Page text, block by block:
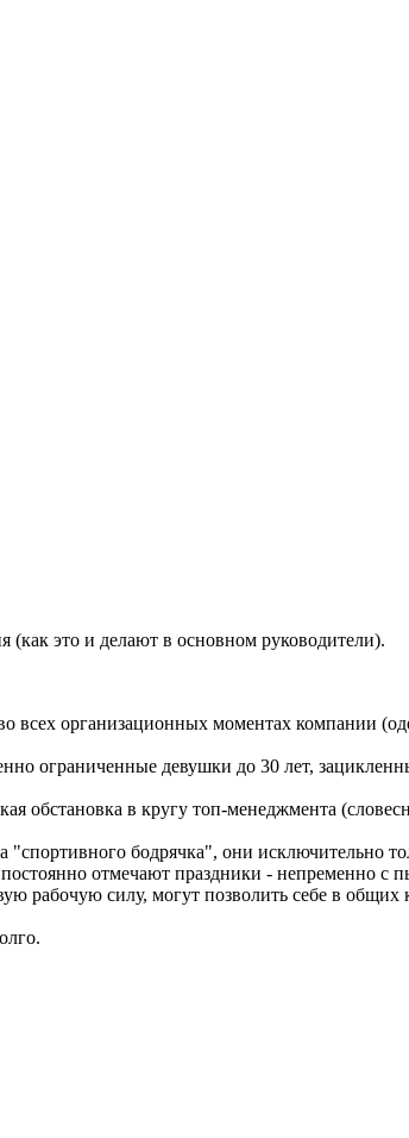
это и делают в основном руководители).
всех организационных моментах компании
ограниченные девушки до 30 лет,
обстановка в кругу топ-менеджмента
"спортивного бодрячка", они исключительно
отмечают праздники - непременно с
рабочую силу, могут позволить себе в